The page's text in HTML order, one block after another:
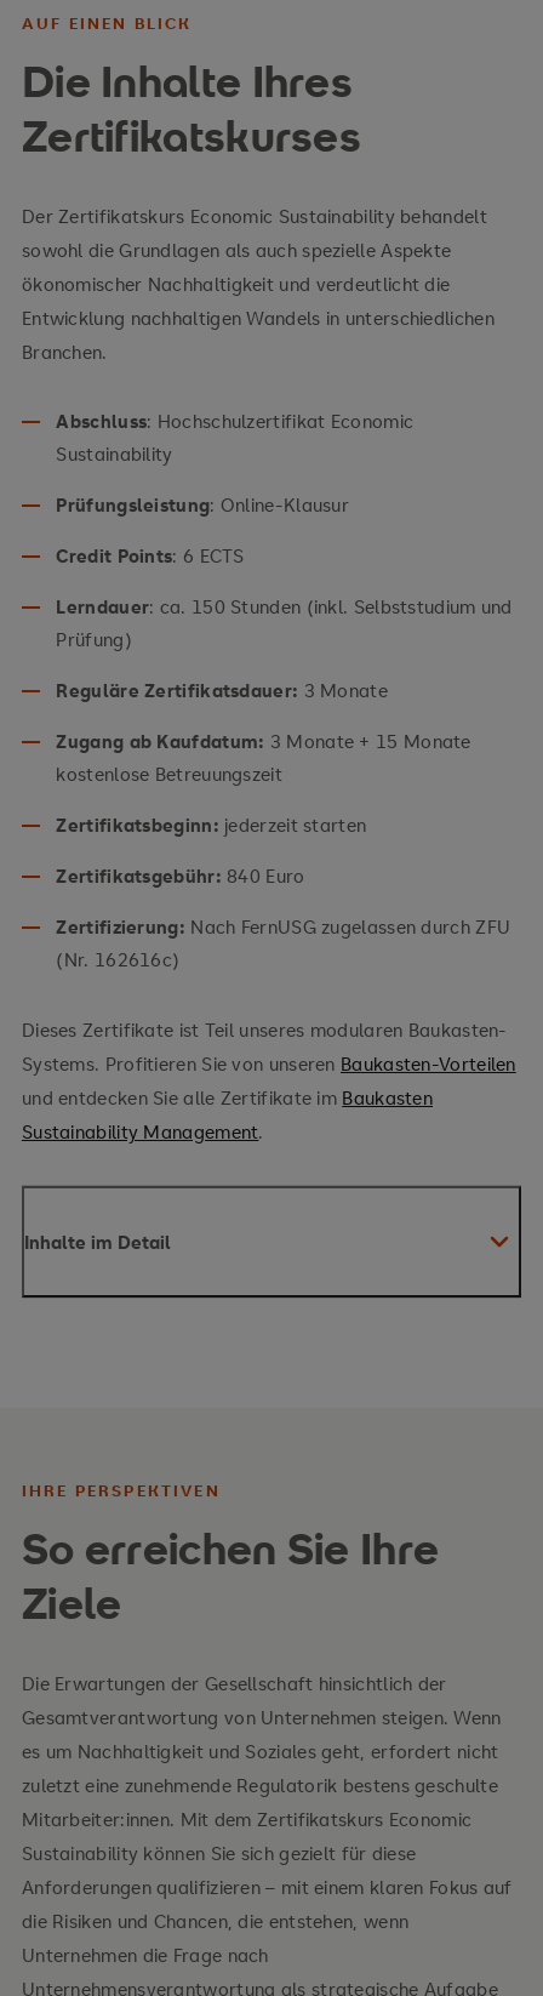
AUF EINEN BLICK
Die Inhalte Ihres
Zertifikatskurses
Der Zertifikatskurs Economic Sustainability behandelt
sowohl die Grundlagen als auch spezielle Aspekte
ökonomischer Nachhaltigkeit und verdeutlicht die
Entwicklung nachhaltigen Wandels in unterschiedlichen
Branchen.
Abschluss: Hochschulzertifikat Economic
Sustainability
Prüfungsleistung: Online-Klausur
Credit Points: 6 ECTS
Lerndauer: ca. 150 Stunden (inkl. Selbststudium und
Prüfung)
Reguläre Zertifikatsdauer: 3 Monate
Zugang ab Kaufdatum: 3 Monate + 15 Monate
kostenlose Betreuungszeit
Zertifikatsbeginn: jederzeit starten
Zertifikatsgebühr: 840 Euro
Zertifizierung: Nach FernUSG zugelassen durch ZFU
(Nr. 162616c)
Dieses Zertifikate ist Teil unseres modularen Baukasten-
Systems. Profitieren Sie von unseren Baukasten-Vorteilen
und entdecken Sie alle Zertifikate im Baukasten
Sustainability Management.
Inhalte im Detail
Ihre Inhalte
der „Business Case“ für Nachhaltigkeit
Entwicklung Implementierung einer
Nachhaltigkeitsstrategie
der operative Prozess der Strategie-
implementierung
Rolle des Change-Managements in Bezug auf die
ökonomische Nachhaltigkeit
spezielle Aspekte ökonomischer Nachhaltigkeit
ökonomische Nachhaltigkeit in
IHRE PERSPEKTIVEN
So erreichen Sie Ihre
Ziele
Die Erwartungen der Gesellschaft hinsichtlich der
Gesamtverantwortung von Unternehmen steigen. Wenn
es um Nachhaltigkeit und Soziales geht, erfordert nicht
zuletzt eine zunehmende Regulatorik bestens geschulte
Mitarbeiter:innen. Mit dem Zertifikatskurs Economic
Sustainability können Sie sich gezielt für diese
Anforderungen qualifizieren – mit einem klaren Fokus auf
die Risiken und Chancen, die entstehen, wenn
Unternehmen die Frage nach
Unternehmensverantwortung als strategische Aufgabe